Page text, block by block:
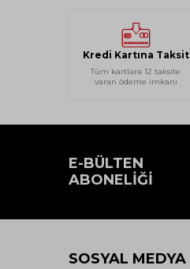
Kredi Kartına Taksit
Tüm kartlara 12 taksite
varan ödeme imkanı
E-BÜLTEN
ABONELIĞI
SOSYAL MEDYA